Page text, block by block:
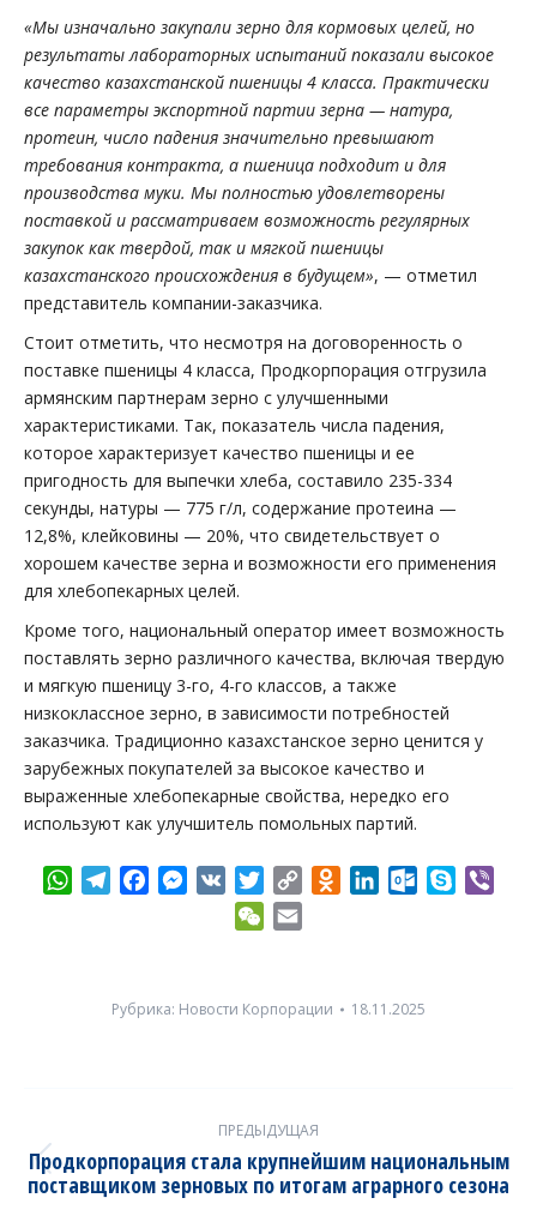
«Мы изначально закупали зерно для кормовых целей, но
результаты лабораторных испытаний показали высокое
качество казахстанской пшеницы 4 класса. Практически
все параметры экспортной партии зерна — натура,
протеин, число падения значительно превышают
требования контракта, а пшеница подходит и для
производства муки. Мы полностью удовлетворены
поставкой и рассматриваем возможность регулярных
закупок как твердой, так и мягкой пшеницы
казахстанского происхождения в будущем», — отметил
представитель компании-заказчика.
Стоит отметить, что несмотря на договоренность о
поставке пшеницы 4 класса, Продкорпорация отгрузила
армянским партнерам зерно с улучшенными
характеристиками. Так, показатель числа падения,
которое характеризует качество пшеницы и ее
пригодность для выпечки хлеба, составило 235-334
секунды, натуры — 775 г/л, содержание протеина —
12,8%, клейковины — 20%, что свидетельствует о
хорошем качестве зерна и возможности его применения
для хлебопекарных целей.
Кроме того, национальный оператор имеет возможность
поставлять зерно различного качества, включая твердую
и мягкую пшеницу 3-го, 4-го классов, а также
низкоклассное зерно, в зависимости потребностей
заказчика. Традиционно казахстанское зерно ценится у
зарубежных покупателей за высокое качество и
выраженные хлебопекарные свойства, нередко его
используют как улучшитель помольных партий.
WhatsApp
TelegramFacebookMessenger
VK Twitter
Copy
Odnoklassniki
LinkedInOutlook.com
Skype
WeChat
Рубрика: Новости Корпорации 18.11.2025
navigation
ПРЕДЫДУЩАЯ
Previous
post:
Продкорпорация стала крупнейшим национальным
поставщиком зерновых по итогам аграрного сезона